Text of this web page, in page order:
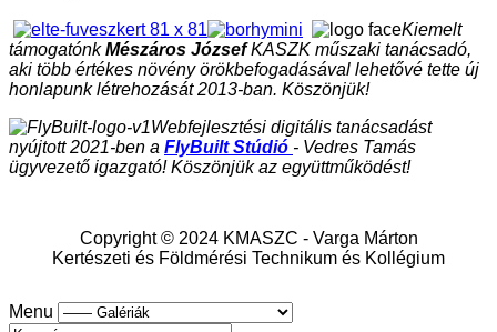
Kiemelt
támogatónkMészáros JózsefKASZK műszaki tanácsadó,
aki több értékes növény örökbefogadásával lehetővé tette új
honlapunk létrehozását 2013-ban. Köszönjük!
Webfejlesztési digitális tanácsadást
nyújtott 2021-ben a FlyBuilt Stúdió - Vedres Tamás
ügyvezető igazgató! Köszönjük az együttműködést!
Copyright © 2024 KMASZC - Varga Márton
Kertészeti és Földmérési Technikum és Kollégium
Menu